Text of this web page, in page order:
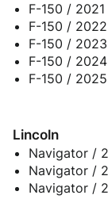
F-150 /
F-150 /
F-150 /
F-150 /
F-150 /
Lincoln
Navigator /
Navigator /
Navigator /